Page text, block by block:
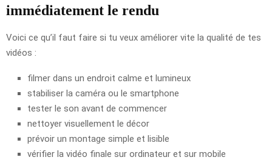
immédiatement le rendu
Voici ce qu’il faut faire si tu veux améliorer vite la qualité de tes
vidéos :
filmer dans un endroit calme et lumineux
stabiliser la caméra ou le smartphone
tester le son avant de commencer
nettoyer visuellement le décor
prévoir un montage simple et lisible
vérifier la vidéo finale sur ordinateur et sur mobile